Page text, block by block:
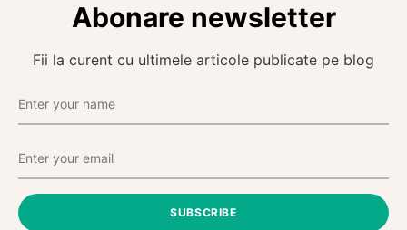
Abonare newsletter
Fii la curent cu ultimele articole publicate pe blog
SUBSCRIBE